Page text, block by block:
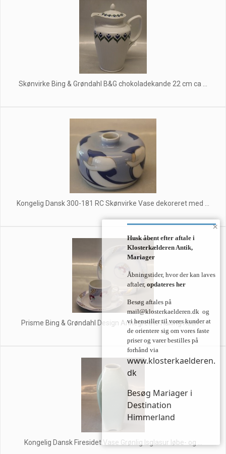
Skønvirke Bing & Grøndahl B&G chokoladekande 22 cm ca ...
Kongelig Dansk 300-181 RC Skønvirke Vase dekoreret med ...
Prisme Bing & Grøndahl Design Annegrethe Halling Koch ...
Kongelig Dansk Firesidet Vase Grønlig Isglasur løbe- og ...
×
Husk åbent efter aftale i
Klosterkælderen Antik,
Mariager
Åbningstider, hvor der kan laves
aftaler, opdateres her
Besøg aftales på
mail@klosterkaelderen.dk og
vi henstiller til vores kunder at
de orientere sig om vores faste
priser og varer bestilles på
forhånd via
www.klosterkaelderen.
dk
Besøg Mariager i
Destination
Himmerland